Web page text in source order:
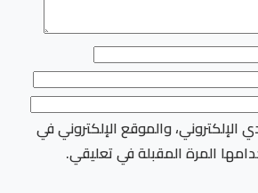
الإلكتروني، والموقع الإلكتروني في
المرة المقبلة في تعليقي.